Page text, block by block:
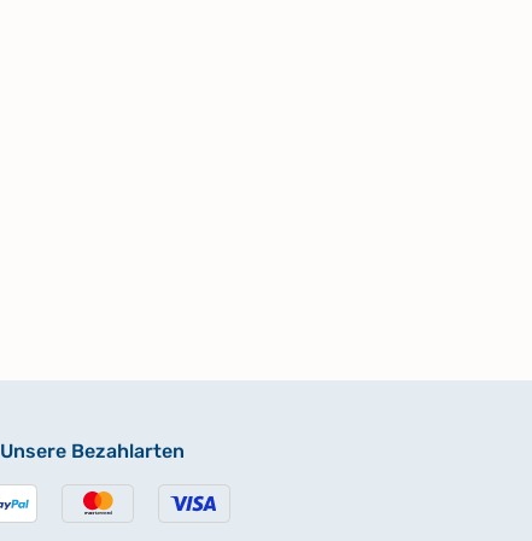
Unsere Bezahlarten